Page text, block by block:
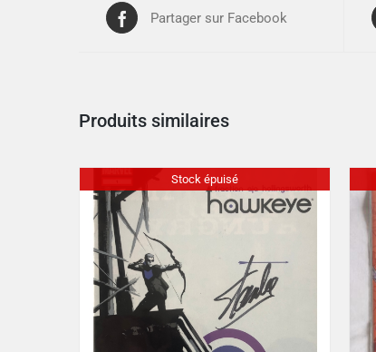
Partager sur Facebook
Produits similaires
Stock épuisé